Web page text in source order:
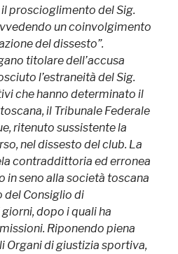
proscioglimento del Sig.
un coinvolgimento
del dissesto”.
titolare dell’accusa
l’estraneità del Sig.
che hanno determinato il
il Tribunale Federale
ritenuto sussistente la
nel dissesto del club. La
contraddittoria ed erronea
in seno alla società toscana
del Consiglio di
dopo i quali ha
Riponendo piena
Organi di giustizia sportiva,